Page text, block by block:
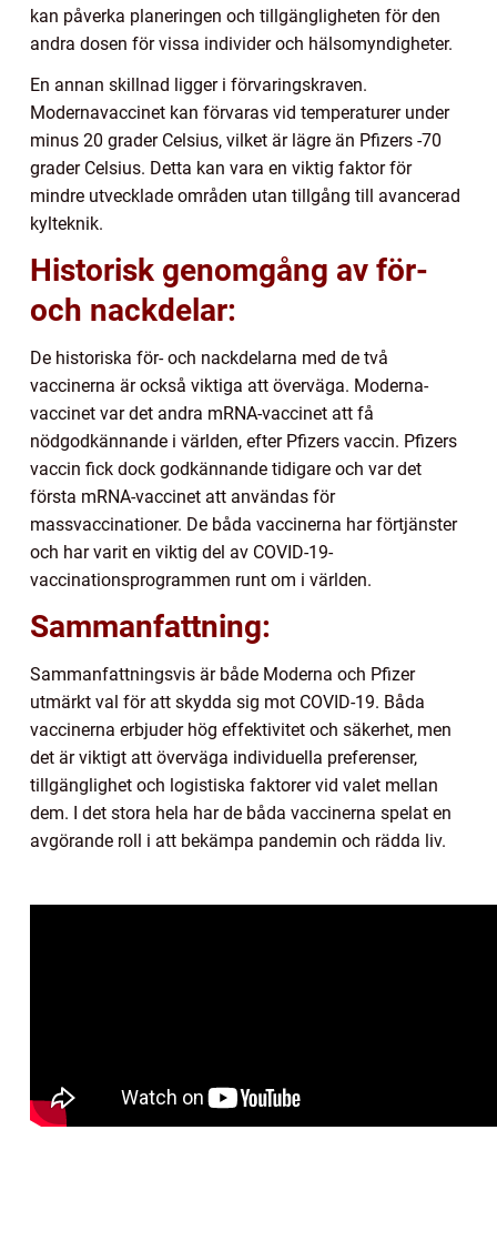
kan påverka planeringen och tillgängligheten för den
andra dosen för vissa individer och hälsomyndigheter.
En annan skillnad ligger i förvaringskraven.
Modernavaccinet kan förvaras vid temperaturer under
minus 20 grader Celsius, vilket är lägre än Pfizers -70
grader Celsius. Detta kan vara en viktig faktor för
mindre utvecklade områden utan tillgång till avancerad
kylteknik.
Historisk genomgång av för-
och nackdelar:
De historiska för- och nackdelarna med de två
vaccinerna är också viktiga att överväga. Moderna-
vaccinet var det andra mRNA-vaccinet att få
nödgodkännande i världen, efter Pfizers vaccin. Pfizers
vaccin fick dock godkännande tidigare och var det
första mRNA-vaccinet att användas för
massvaccinationer. De båda vaccinerna har förtjänster
och har varit en viktig del av COVID-19-
vaccinationsprogrammen runt om i världen.
Sammanfattning:
Sammanfattningsvis är både Moderna och Pfizer
utmärkt val för att skydda sig mot COVID-19. Båda
vaccinerna erbjuder hög effektivitet och säkerhet, men
det är viktigt att överväga individuella preferenser,
tillgänglighet och logistiska faktorer vid valet mellan
dem. I det stora hela har de båda vaccinerna spelat en
avgörande roll i att bekämpa pandemin och rädda liv.